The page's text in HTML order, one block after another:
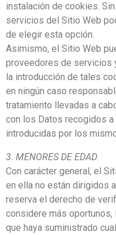
instalación de cookies.
servicios del Sitio Web
de elegir esta opción.
Asimismo, el Sitio Web
proveedores de servicios
la introducción de tales
en ningún caso
tratamiento llevadas a
con los Datos recogidos
introducidas por los
3. MENORES DE EDAD
Con carácter general, el
en ella no están dirigidos
reserva el derecho de
considere más oportunos,
que haya suministrado